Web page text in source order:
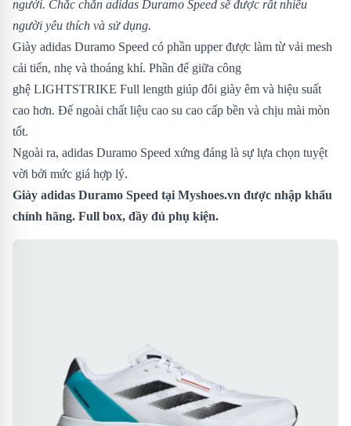
người. Chắc chắn adidas Duramo Speed sẽ được rất nhiều
người yêu thích và sử dụng.
Giày adidas Duramo Speed có phần upper được làm từ vải mesh
cải tiến, nhẹ và thoáng khí. Phần đế giữa công
ghệ LIGHTSTRIKE Full length giúp đôi giày êm và hiệu suất
cao hơn. Đế ngoài chất liệu cao su cao cấp bền và chịu mài mòn
tốt.
Ngoài ra, adidas Duramo Speed xứng đáng là sự lựa chọn tuyệt
vời bởi mức giá hợp lý.
Giày adidas Duramo Speed tại Myshoes.vn được nhập khẩu
chính hãng. Full box, đầy đủ phụ kiện.